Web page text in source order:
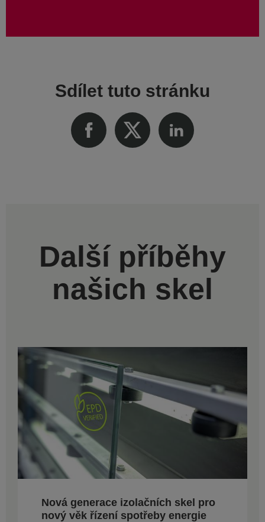
Sdílet tuto stránku
Další příběhy
našich skel
Nová generace izolačních skel pro
nový věk řízení spotřeby energie